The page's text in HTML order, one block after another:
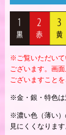
※ご覧いただいて
ございます。画
ございますことを
※金・銀・特色は
※濃い色（薄い）
見にくくなります